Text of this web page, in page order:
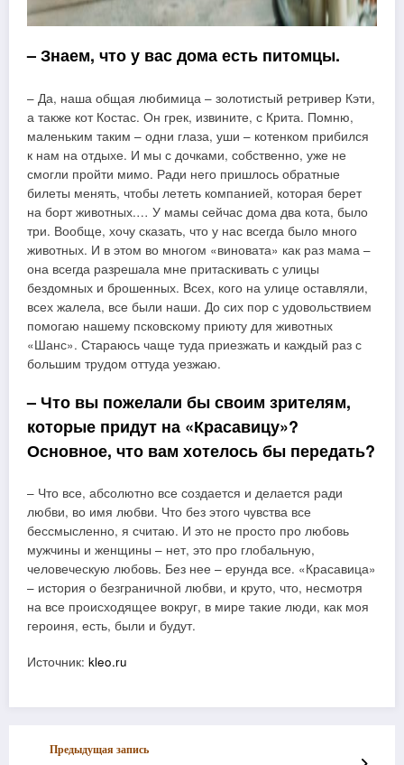
– Знаем, что у вас дома есть питомцы.
– Да, наша общая любимица – золотистый ретривер Кэти,
а также кот Костас. Он грек, извините, с Крита. Помню,
маленьким таким – одни глаза, уши – котенком прибился
к нам на отдыхе. И мы с дочками, собственно, уже не
смогли пройти мимо. Ради него пришлось обратные
билеты менять, чтобы лететь компанией, которая берет
на борт животных.… У мамы сейчас дома два кота, было
три. Вообще, хочу сказать, что у нас всегда было много
животных. И в этом во многом «виновата» как раз мама –
она всегда разрешала мне притаскивать с улицы
бездомных и брошенных. Всех, кого на улице оставляли,
всех жалела, все были наши. До сих пор с удовольствием
помогаю нашему псковскому приюту для животных
«Шанс». Стараюсь чаще туда приезжать и каждый раз с
большим трудом оттуда уезжаю.
– Что вы пожелали бы своим зрителям,
которые придут на «Красавицу»?
Основное, что вам хотелось бы передать?
– Что все, абсолютно все создается и делается ради
любви, во имя любви. Что без этого чувства все
бессмысленно, я считаю. И это не просто про любовь
мужчины и женщины – нет, это про глобальную,
человеческую любовь. Без нее – ерунда все. «Красавица»
– история о безграничной любви, и круто, что, несмотря
на все происходящее вокруг, в мире такие люди, как моя
героиня, есть, были и будут.
Источник: kleo.ru
Предыдущая запись